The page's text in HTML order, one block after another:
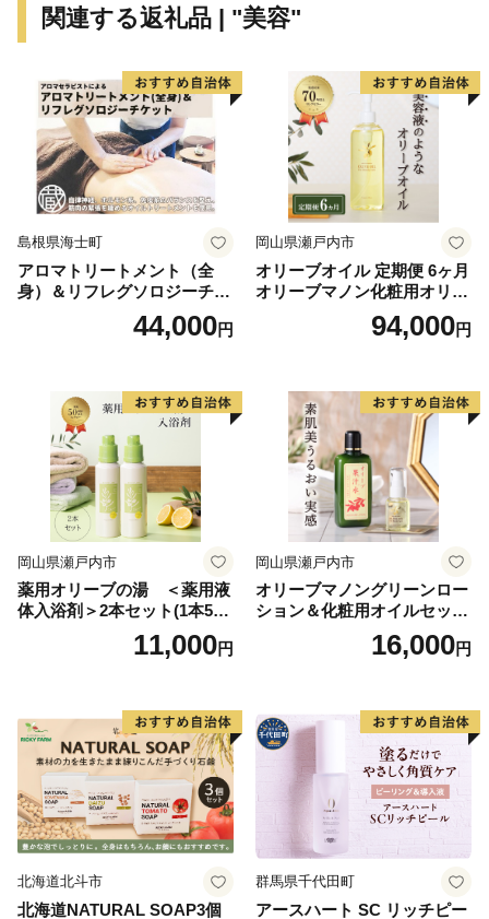
は、町内に甚大な被害をもたらしました。
しかしながら、皆様の温かいご支援に支えられ、少しず
つですが復旧してきております。
町制施行100周年という本町の節目の年に起きた出来事
を、将来への教訓として心に刻み、災害に強く、安心し
て暮らせる元気な熊野町とするために、熊野町民の力を
結集し、明日に向かって進んでいきますので今後ともよ
ろしくお願いいたします。
関連する返礼品 | "美容"
島根県海士町
アロマトリートメント（全
身）＆リフレグソロジーチケ
44,000円
岡山県瀬戸内市
オリーブオイル 定期便 6ヶ月
オリーブマノン化粧用オリー
ブオイル 200ml オリーブ オ
イル 美容 スキンケア 化粧用
94,000円
岡山県瀬戸内市
薬用オリーブの湯 ＜薬用液
体入浴剤＞2本セット(1本500
11,000円
岡山県瀬戸内市
オリーブマノングリーンロー
ション＆化粧用オイルセット
美容グッズ スキンケア 化粧
16,000円
北海道北斗市
北海道NATURAL SOAP3個
群馬県千代田町
アースハート SC リッチピー